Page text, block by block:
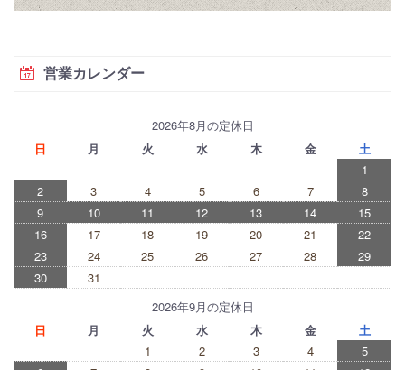
営業カレンダー
2026年8月の定休日
日
月 火 水 木 金
土
1
2
3 4 5 6 7
8
9
10 11 12 13 14
15
16
17 18 19 20 21
22
23
24 25 26 27 28
29
30
31
2026年9月の定休日
日
月 火 水 木 金
土
1
2 3 4
5